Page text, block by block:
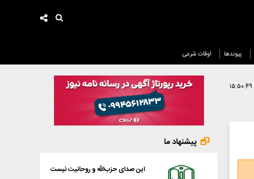
پیوندها اوقات شرعی
پیشنهاد ما
این صدای حزب‌الله و روحانیت نیست